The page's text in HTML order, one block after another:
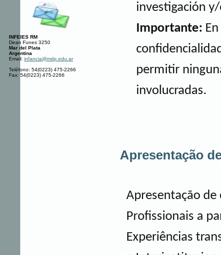
INFEIES RM
Dean Funes 3250
Mar del Plata
Argentina
Email: infancia@mdp.edu.ar
Teléfono: 54(0223) 475-2266
Fax: 54(0223) 475-2266
investigación
Importante:
permitir
involucradas.
Apresentação
Apresentação de
Profissionais a
Experiências